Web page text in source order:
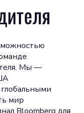
Мы —
мир